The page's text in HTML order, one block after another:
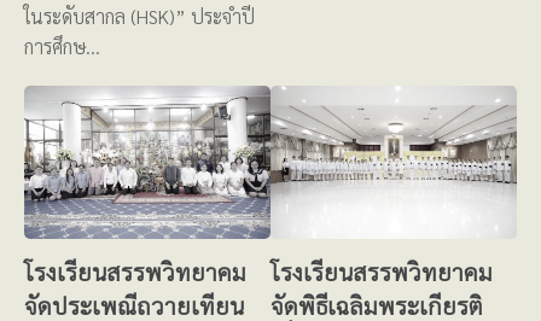
ในระดับสากล (HSK)” ประจำปี
การศึกษ…
โรงเรียนสรรพวิทยาคม
จัดประเพณีถวายเทียน
โรงเรียนสรรพวิทยาคม
จัดพิธีเฉลิมพระเกียรติ